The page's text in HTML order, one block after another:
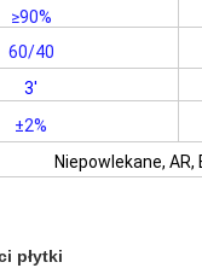
≥90%
60/40
3'
±2%
Niepowlekane,
płytki